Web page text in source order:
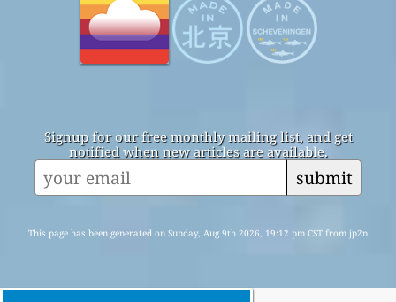
Signup for our free monthly mailing list, and get
notified when new articles are available.
submit
This page has been generated on Sunday, Aug 9th 2026, 19:12 pm CST from jp2n